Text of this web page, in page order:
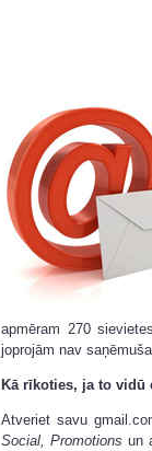
apmēram 270
joprojām nav
Kā rīkoties, ja to vidū
Atveriet savu
Social, Promotions un